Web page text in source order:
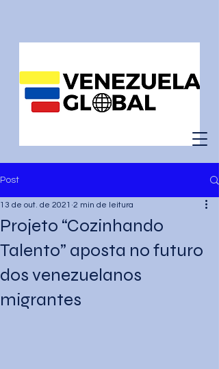
Post
Projeto “Cozinhando
Talento” aposta no futuro
dos venezuelanos
migrantes
13 de out. de 2021 2 min de leitura